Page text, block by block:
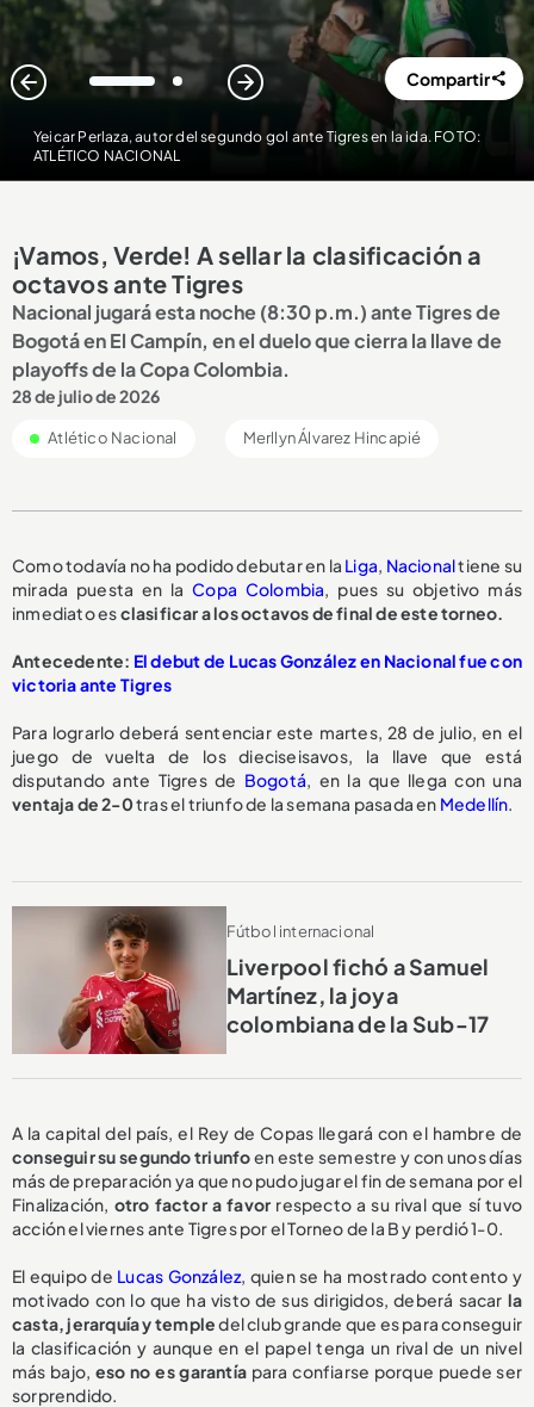
Yeicar Perlaza, autor del segundo gol ante Tigres en la ida. FOTO:
ATLÉTICO NACIONAL
1 2 Compartir
¡Vamos, Verde! A sellar la clasificación a
octavos ante Tigres
Nacional jugará esta noche (8:30 p.m.) ante Tigres de
Bogotá en El Campín, en el duelo que cierra la llave de
playoffs de la Copa Colombia.
28 de julio de 2026
Atlético Nacional Merllyn Álvarez Hincapié
Como todavía no ha podido debutar en la Liga, Nacionaltiene su
mirada puesta en laCopa Colombia, pues su objetivo más
inmediato esclasificar a los octavos de final de este torneo.
Antecedente: El debut de Lucas González en Nacional fue con
victoria ante Tigres
Para lograrlo deberá sentenciar este martes, 28 de julio, en el
juego de vuelta de los dieciseisavos, la llave que está
disputando ante Tigres de Bogotá, en la que llega con una
ventaja de 2-0tras el triunfo de la semana pasada en Medellín.
Fútbol internacional
Liverpool fichó a Samuel
Martínez, la joya
colombiana de la Sub-17
A la capital del país, el Rey de Copas llegará con el hambre de
conseguir su segundo triunfoen este semestre y con unos días
más de preparación ya que no pudo jugar el fin de semana por el
Finalización, otro factor a favor respecto a su rival que sí tuvo
acción el viernes ante Tigres por el Torneo de la B y perdió 1-0.
El equipo de Lucas González, quien se ha mostrado contento y
motivado con lo que ha visto de sus dirigidos, deberá sacar la
casta, jerarquía y templedel club grande que es para conseguir
la clasificación y aunque en el papel tenga un rival de un nivel
más bajo, eso no es garantía para confiarse porque puede ser
sorprendido.